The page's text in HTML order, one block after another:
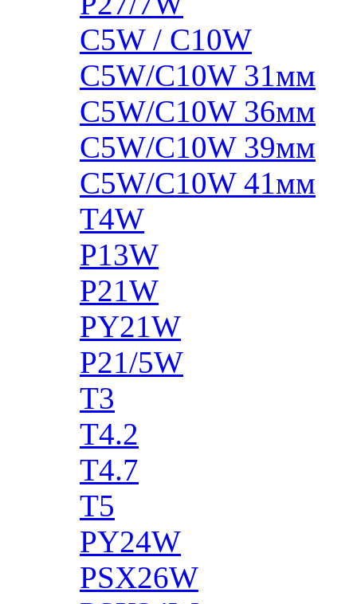
C5W / C10W
C5W/C10W 31мм
C5W/C10W 36мм
C5W/C10W 39мм
C5W/C10W 41мм
T4W
P13W
P21W
PY21W
P21/5W
T3
T4.2
T4.7
T5
PY24W
PSX26W